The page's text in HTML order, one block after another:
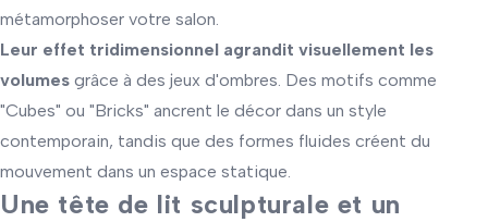
métamorphoser votre salon.
Leur effet tridimensionnel agrandit visuellement les
volumes grâce à des jeux d'ombres. Des motifs comme
"Cubes" ou "Bricks" ancrent le décor dans un style
contemporain, tandis que des formes fluides créent du
mouvement dans un espace statique.
Une tête de lit sculpturale et un